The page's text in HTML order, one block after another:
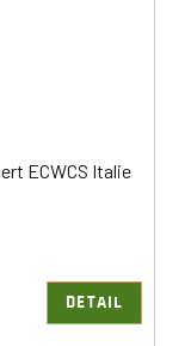
ECWCS Italie
DETAIL